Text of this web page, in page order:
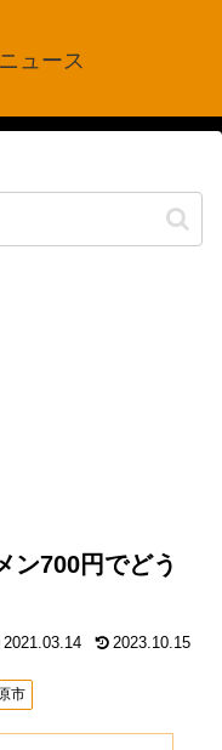
ュース
ン700円でどう
2021.03.14 2023.10.15
市